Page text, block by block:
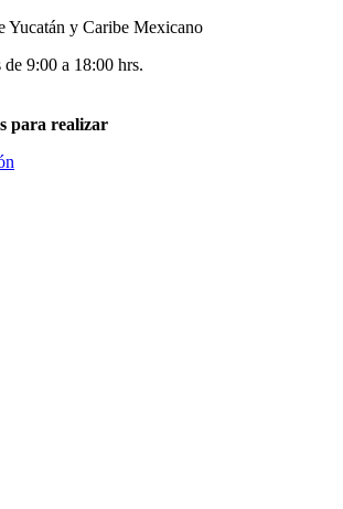
Yucatán y Caribe Mexicano
de 9:00 a 18:00 hrs.
para realizar